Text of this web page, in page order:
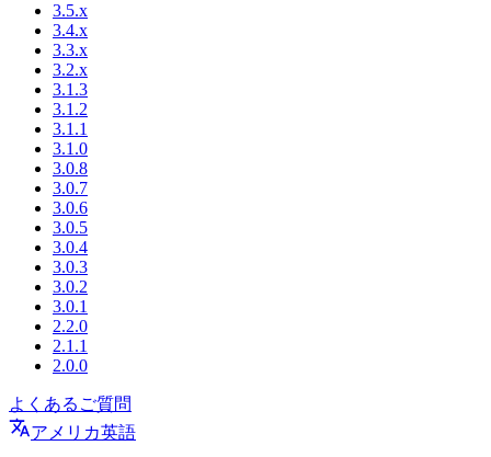
3.5.x
3.4.x
3.3.x
3.2.x
3.1.3
3.1.2
3.1.1
3.1.0
3.0.8
3.0.7
3.0.6
3.0.5
3.0.4
3.0.3
3.0.2
3.0.1
2.2.0
2.1.1
2.0.0
よくあるご質問
アメリカ英語